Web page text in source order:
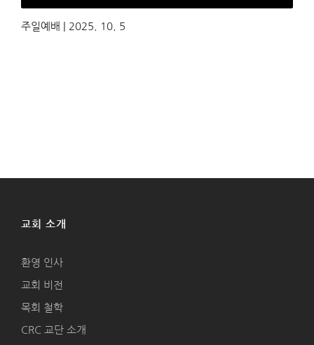
주일예배 | 2025. 10. 5
교회 소개
환영 인사
교회 비전
목회 철학
CRC 교단 소개